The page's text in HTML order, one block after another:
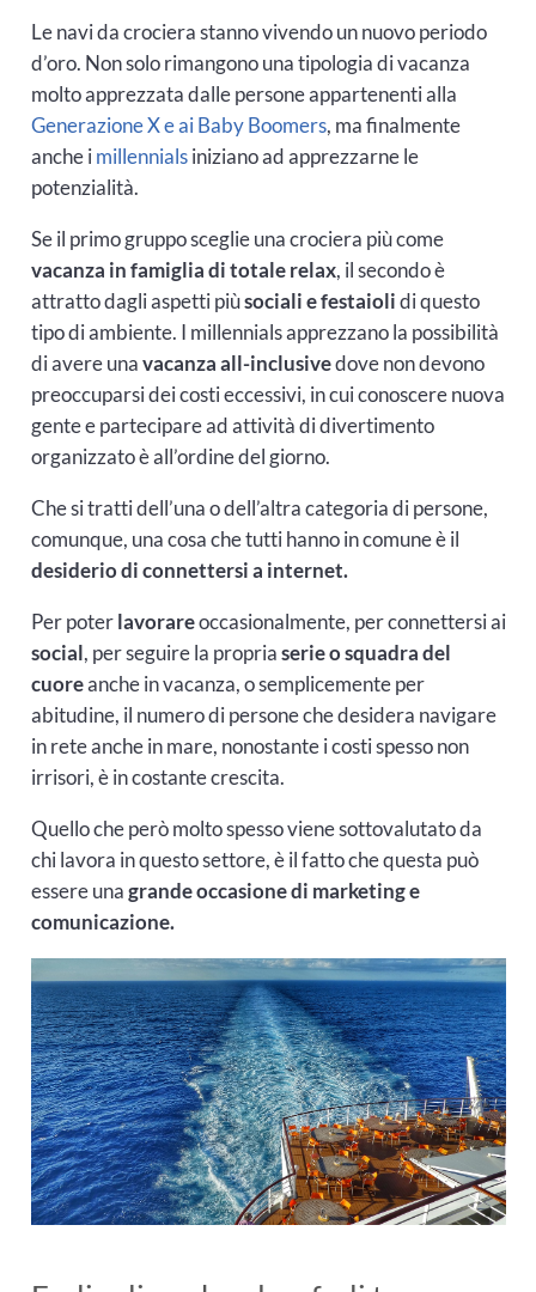
Le navi da crociera stanno vivendo un nuovo periodo
d’oro. Non solo rimangono una tipologia di vacanza
molto apprezzata dalle persone appartenenti alla
Generazione X e ai Baby Boomers, ma finalmente
anche imillennialsiniziano ad apprezzarne le
potenzialità.
Se il primo gruppo sceglie una crociera più come
vacanza in famiglia di totale relax, il secondo è
attratto dagli aspetti piùsociali e festaiolidi questo
tipo di ambiente. I millennials apprezzano la possibilità
di avere unavacanza all-inclusivedove non devono
preoccuparsi dei costi eccessivi, in cui conoscere nuova
gente e partecipare ad attività di divertimento
organizzato è all’ordine del giorno.
Che si tratti dell’una o dell’altra categoria di persone,
comunque, una cosa che tutti hanno in comune è il
desiderio di connettersi a internet.
Per poterlavorareoccasionalmente, per connettersi ai
social, per seguire la propriaserie o squadra del
cuoreanche in vacanza, o semplicemente per
abitudine, il numero di persone che desidera navigare
in rete anche in mare, nonostante i costi spesso non
irrisori, è in costante crescita.
Quello che però molto spesso viene sottovalutato da
chi lavora in questo settore, è il fatto che questa può
essere unagrande occasione di marketing e
comunicazione.